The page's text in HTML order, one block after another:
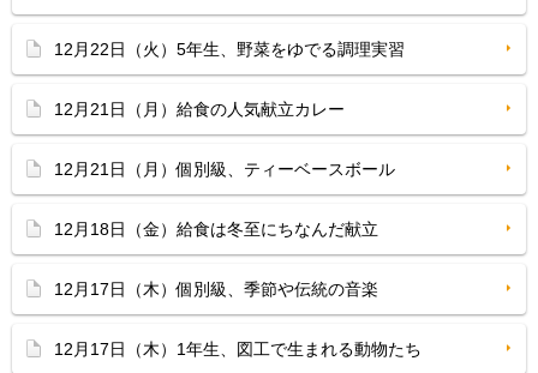
12月22日（火）5年生、野菜をゆでる調理実習
12月21日（月）給食の人気献立カレー
12月21日（月）個別級、ティーベースボール
12月18日（金）給食は冬至にちなんだ献立
12月17日（木）個別級、季節や伝統の音楽
12月17日（木）1年生、図工で生まれる動物たち